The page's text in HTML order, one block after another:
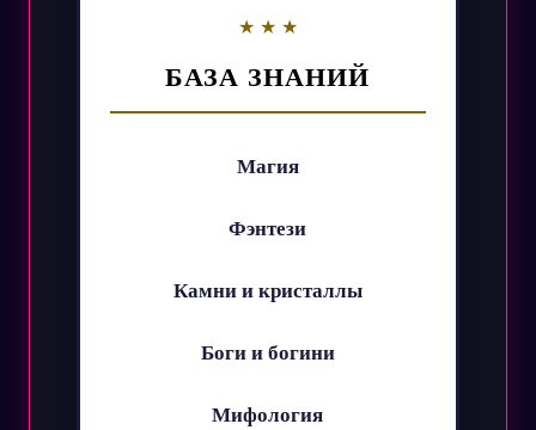
БАЗА ЗНАНИЙ
Магия
Фэнтези
Камни и кристаллы
Боги и богини
Мифология